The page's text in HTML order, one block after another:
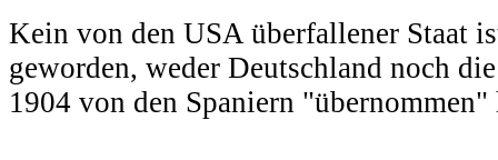
Kein von den USA überfallener Staat
geworden, weder Deutschland noch
1904 von den Spaniern "übernommen"